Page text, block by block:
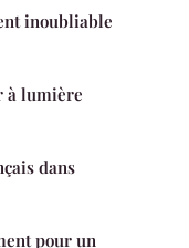
inoubliable
à lumière
dans
pour un